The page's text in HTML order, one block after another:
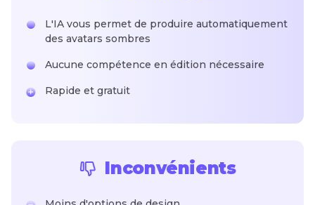
L'IA vous permet de produire automatiquement
des avatars sombres
Aucune compétence en édition nécessaire
Rapide et gratuit
Inconvénients